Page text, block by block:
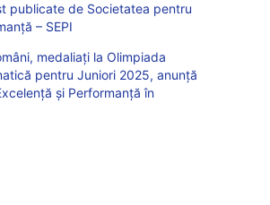
publicate de Societatea pentru
– SEPI
medaliați la Olimpiada
pentru Juniori 2025, anunță
și Performanță în